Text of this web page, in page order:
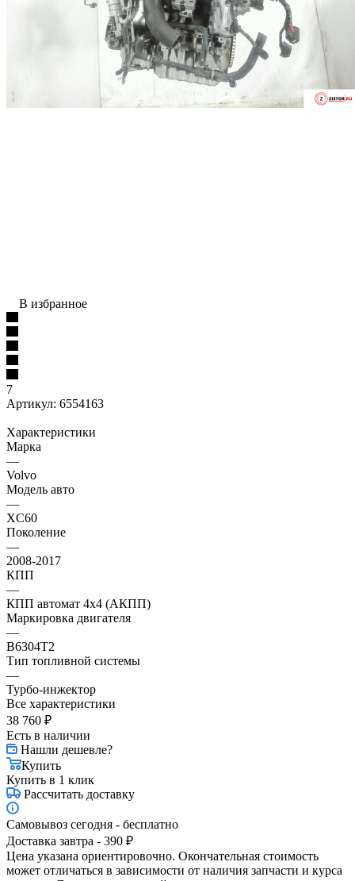
В избранное
7
Артикул: 6554163
Характеристики
Марка
—
Volvo
Модель авто
—
XC60
Поколение
—
2008-2017
КПП
—
КПП автомат 4х4 (АКПП)
Маркировка двигателя
—
B6304T2
Тип топливной системы
—
Турбо-инжектор
Все характеристики
38 760 ₽
Есть в наличии
Нашли дешевле?
Купить
Купить в 1 клик
Рассчитать доставку
Самовывоз сегодня - бесплатно
Доставка завтра - 390 ₽
Цена указана ориентировочно. Окончательная стоимость
может отличаться в зависимости от наличия запчасти и курса